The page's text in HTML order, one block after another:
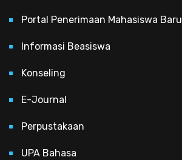
Portal Penerimaan Mahasiswa Baru
Informasi Beasiswa
Konseling
E-Journal
Perpustakaan
UPA Bahasa